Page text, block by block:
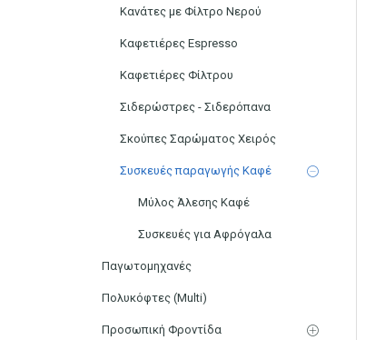
Κανάτες με Φίλτρο Νερού
Καφετιέρες Espresso
Καφετιέρες Φίλτρου
Σιδερώστρες - Σιδερόπανα
Σκούπες Σαρώματος Χειρός
Συσκευές παραγωγής Καφέ
Μύλος Άλεσης Καφέ
Συσκευές για Αφρόγαλα
Παγωτομηχανές
Πολυκόφτες (Multi)
Προσωπική Φροντίδα